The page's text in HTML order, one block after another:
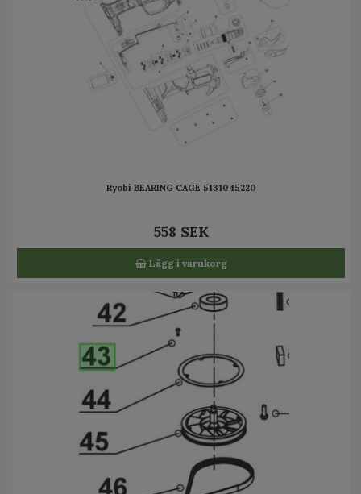
Ryobi BEARING CAGE 5131045220
558 SEK
Lägg i varukorg